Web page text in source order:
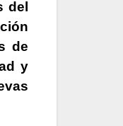
del
de
y